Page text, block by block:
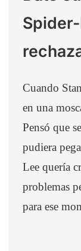
Cuando
en una
Pensó que
pudiera
Lee quería
problemas
para ese